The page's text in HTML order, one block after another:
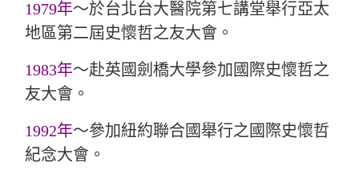
1979年～於台北台大醫院第七講堂舉行亞太
地區第二屆史懷哲之友大會。
1983年～赴英國劍橋大學參加國際史懷哲之
友大會。
1992年～參加紐約聯合國舉行之國際史懷哲
紀念大會。